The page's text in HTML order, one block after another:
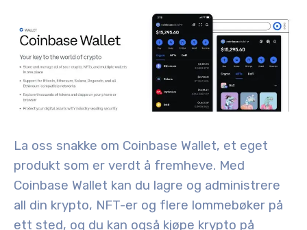
La oss snakke om Coinbase Wallet, et eget
produkt som er verdt å fremheve. Med
Coinbase Wallet kan du lagre og administrere
all din krypto, NFT-er og flere lommebøker på
ett sted, og du kan også kjøpe krypto på